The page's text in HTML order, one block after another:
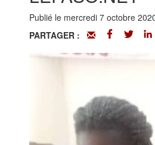
Publié le mercredi 7 octobre
PARTAGER :